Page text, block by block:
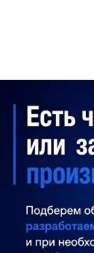
STANKI@PEGAS.COMPANY